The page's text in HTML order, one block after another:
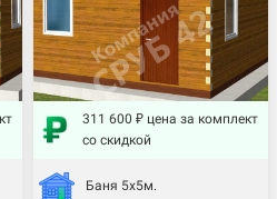
311 600 ₽ цена за комплект
со скидкой
Баня 5х5м.